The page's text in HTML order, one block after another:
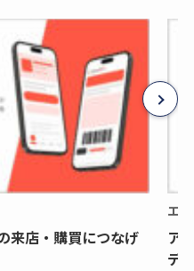
来店・購買につなげ
エ
ア
デ